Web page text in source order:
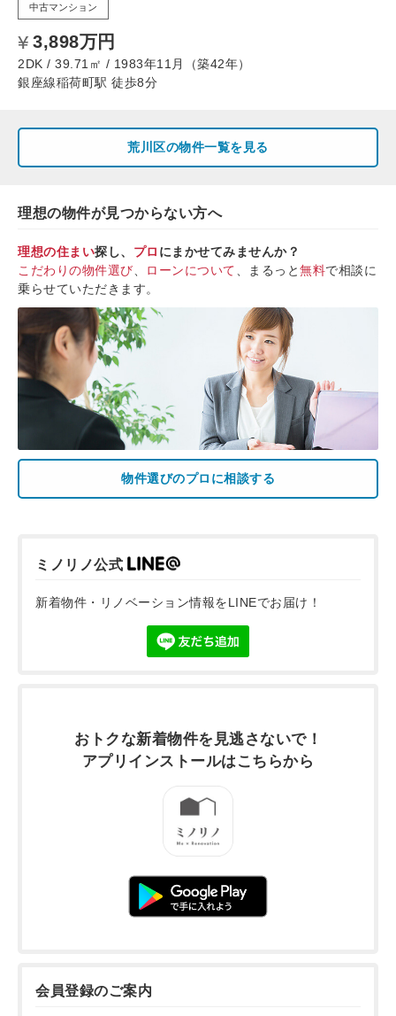
中古マンション
3,898万円
2DK / 39.71㎡ / 1983年11月（築42年）
銀座線稲荷町駅 徒歩8分
荒川区の物件一覧を見る
理想の物件が見つからない方へ
理想の住まい探し、 プロ にまかせてみませんか？
こだわりの物件選び
ローンについて 、まるっと無料で相談に
乗らせていただきます。
物件選びのプロに相談する
ミノリノ公式
新着物件・リノベーション情報をLINEでお届け！
おトクな新着物件を 見逃さないで！
アプリインストールはこちらから
会員登録のご案内